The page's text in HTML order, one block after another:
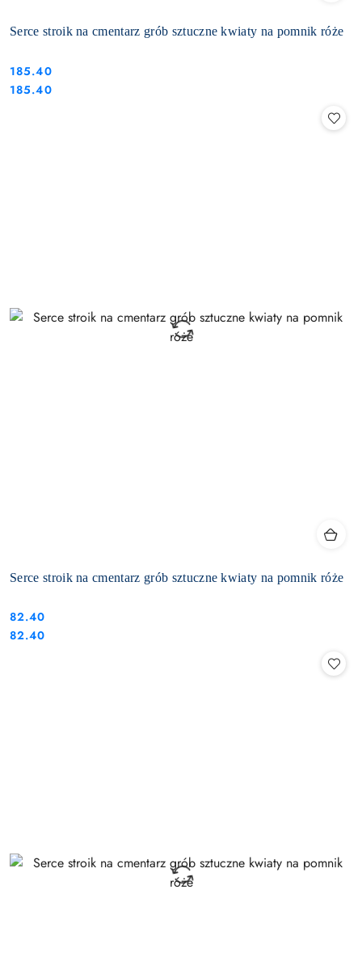
Serce stroik na cmentarz grób sztuczne kwiaty na pomnik róże
Cena:
185.40
Cena:
185.40
Serce stroik na cmentarz grób sztuczne kwiaty na pomnik róże
Cena:
82.40
Cena:
82.40